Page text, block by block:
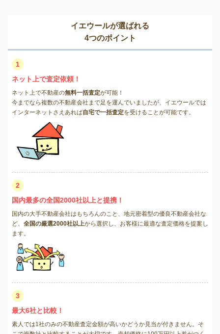
イエウールが選ばれる
4つのポイント
1
ネット上で査定依頼！
ネット上で不動産の無料一括査定が可能！
今までなら複数の不動産会社まで足を運んでいましたが、イエウールでは
インターネットさえあれば自宅で一括査定を受けることが可能です。
2
国内最多の全国2000社以上と提携！
国内の大手不動産会社はもちろんのこと、地元密着型の優良不動産会社な
ど、 全国の厳選2000社以上から選択し、お客様に最適な査定価格を提案し
ます。
3
最大6社と比較！
素人では1社のみの不動産査定金額が高いかどうか見当が付きません。そ